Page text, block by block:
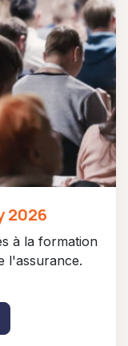
2026
à la formation
l'assurance.